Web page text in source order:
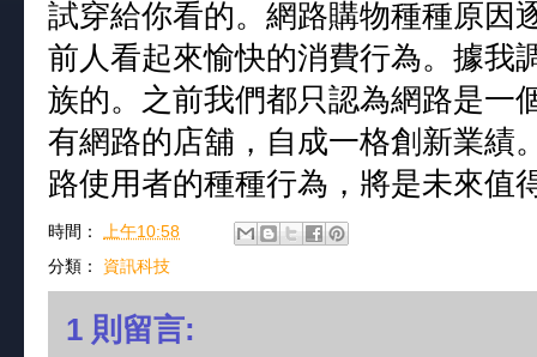
試穿給你看的。網路購物種種原因
前人看起來愉快的消費行為。據我
族的。之前我們都只認為網路是一
有網路的店舖，自成一格創新業績
路使用者的種種行為，將是未來值
時間： 上午10:58
分類： 資訊科技
1 則留言: